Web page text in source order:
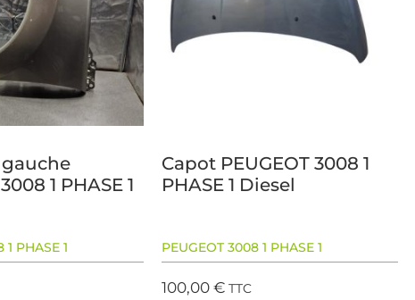
1 PHASE 1
PHASE 1
Capot PEUGEOT 3008 1
PHASE 1 Diesel
PEUGEOT 3008 1 PHASE 1
100,00€ TTC